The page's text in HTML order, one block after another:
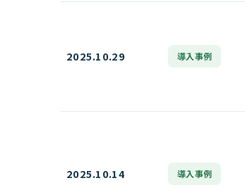
2025.10.29 導入事例
2025.10.14 導入事例